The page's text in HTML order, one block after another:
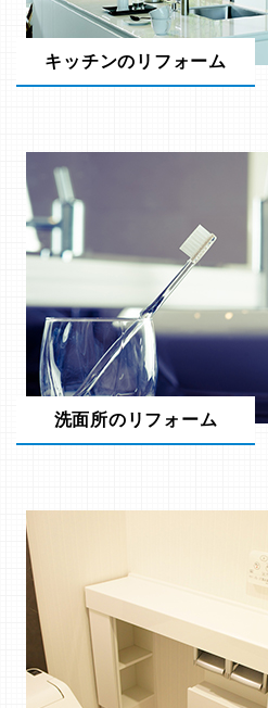
キッチンのリフォーム
洗面所のリフォーム